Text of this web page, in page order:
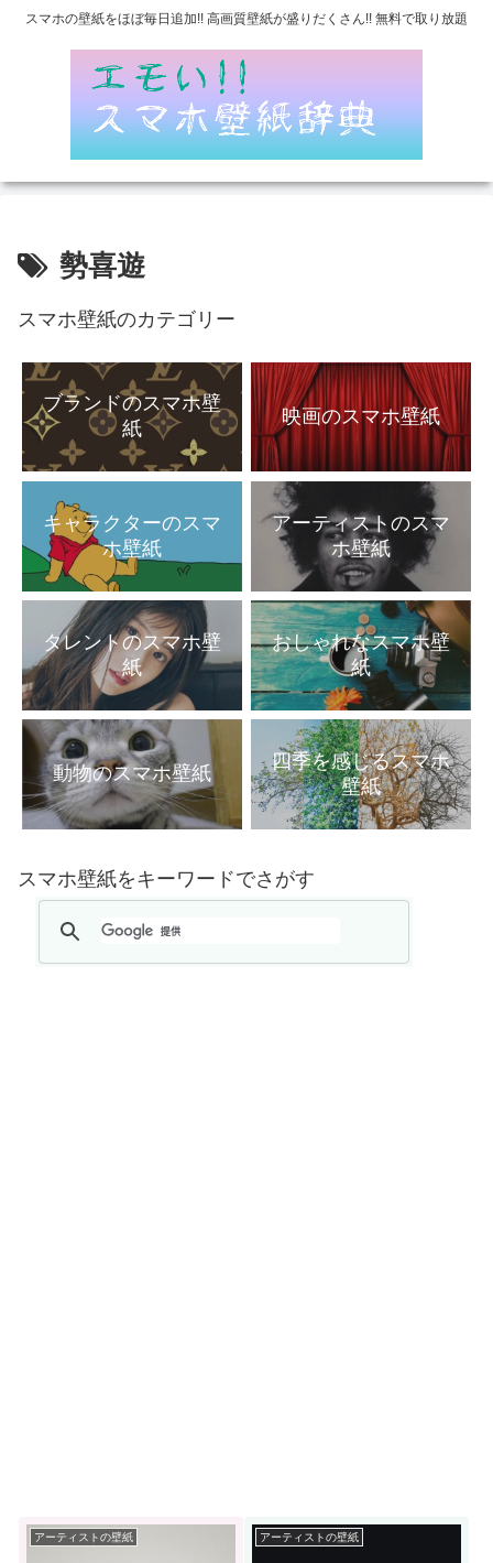
スマホの壁紙をほぼ毎日追加!! 高画質壁紙が盛りだくさん!! 無料で取り放題
勢喜遊
スマホ壁紙のカテゴリー
ブランドのスマホ壁
紙
映画のスマホ壁紙
キャラクターのスマ
ホ壁紙
アーティストのスマ
ホ壁紙
タレントのスマホ壁
紙
おしゃれなスマホ壁
紙
動物のスマホ壁紙
四季を感じるスマホ
壁紙
スマホ壁紙をキーワードでさがす
アーティストの壁紙 アーティストの壁紙